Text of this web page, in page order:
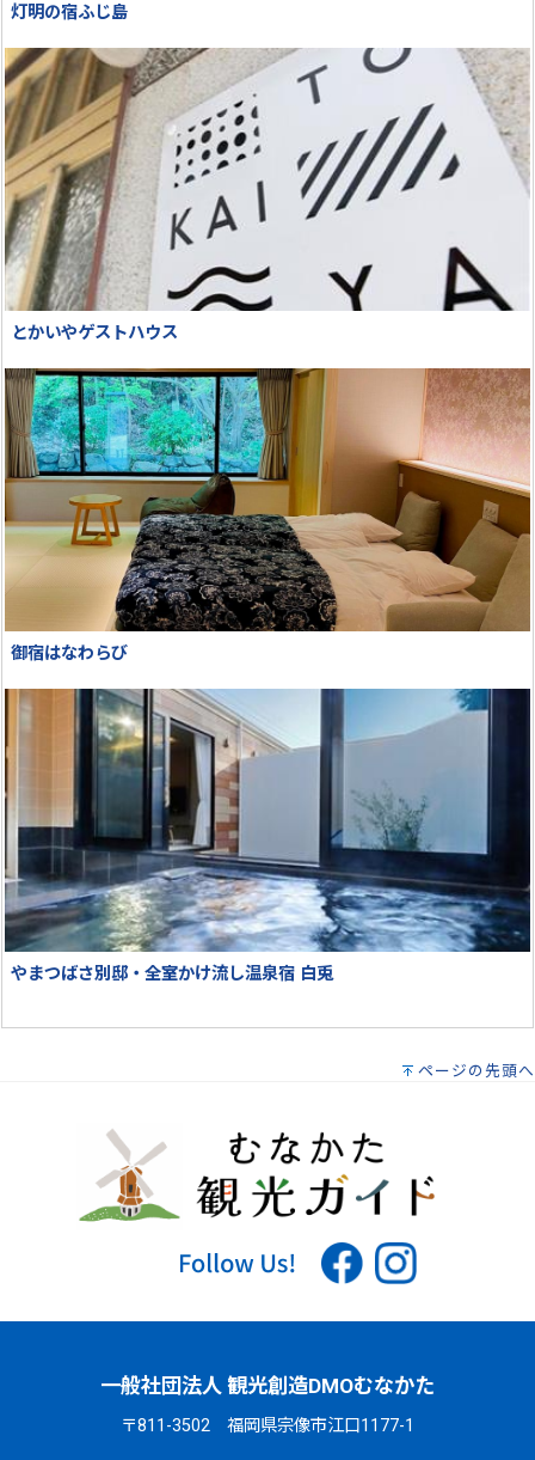
灯明の宿ふじ島
とかいやゲストハウス
御宿はなわらび
やまつばさ別邸・全室かけ流し温泉宿 白兎
ページの先頭へ
一般社団法人 観光創造DMOむなかた
〒811-3502 福岡県宗像市江口1177-1